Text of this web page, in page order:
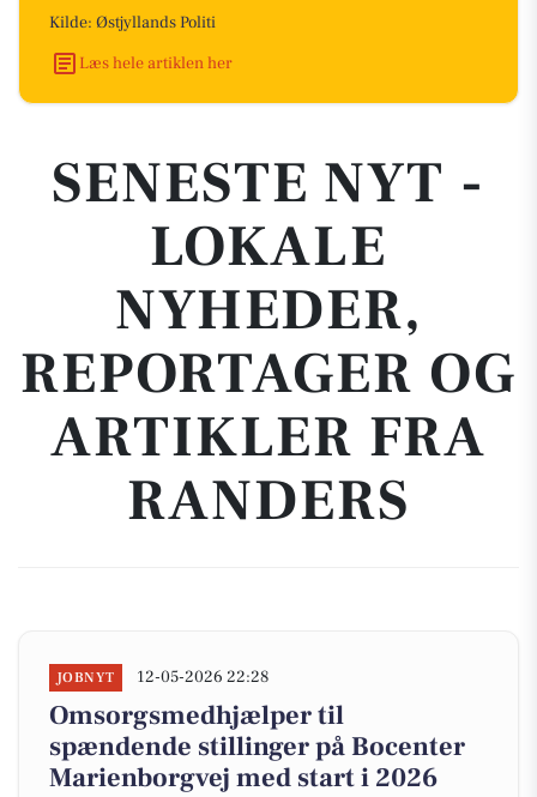
Kilde: Østjyllands Politi
Læs hele artiklen her
SENESTE NYT -
LOKALE
NYHEDER,
REPORTAGER OG
ARTIKLER FRA
RANDERS
JOBNYT 12-05-2026 22:28
Omsorgsmedhjælper til
spændende stillinger på Bocenter
Marienborgvej med start i 2026